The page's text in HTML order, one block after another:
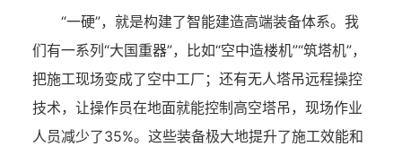
“一硬”，就是构建了智能建造高端装备体系。我
们有一系列“大国重器”，比如“空中造楼机”“筑塔机”，
把施工现场变成了空中工厂；还有无人塔吊远程操控
技术，让操作员在地面就能控制高空塔吊，现场作业
人员减少了35%。这些装备极大地提升了施工效能和